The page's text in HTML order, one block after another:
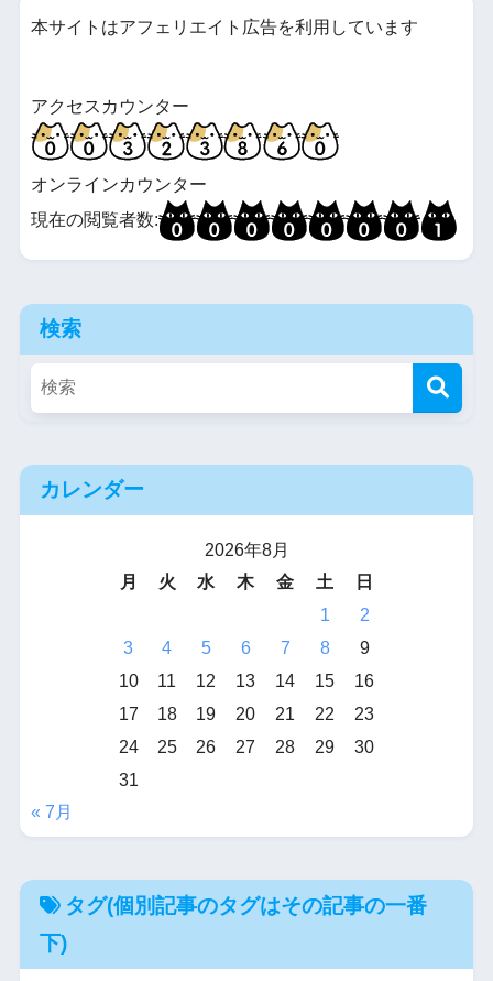
本サイトはアフェリエイト広告を利用しています
アクセスカウンター
オンラインカウンター
現在の閲覧者数:
検索
カレンダー
2026年8月
月
火 水 木 金 土
日
1
2
3
4 5 6 7 8
9
10
11 12 13 14 15
16
17
18 19 20 21 22
23
24
25 26 27 28 29
30
31
« 7月
タグ(個別記事のタグはその記事の一番
下)